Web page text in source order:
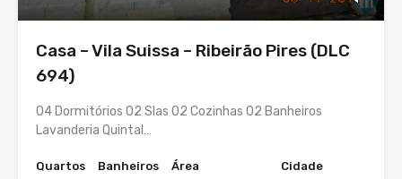
Casa – Vila Suissa – Ribeirão Pires (DLC
694)
04 Dormitórios 02 Slas 02 Cozinhas 02 Banheiros
Lavanderia Quintal…
Quartos
Banheiros
Área
Cidade